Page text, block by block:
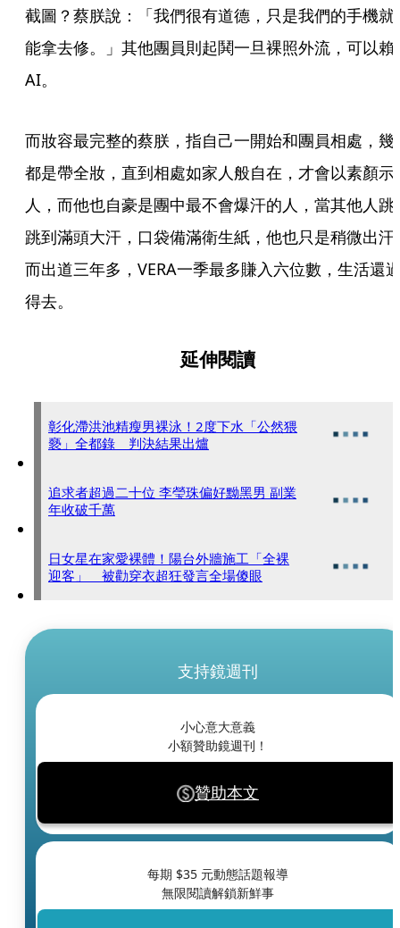
截圖？蔡朕說：「我們很有道德，只是我們的手機就
能拿去修。」其他團員則起鬨一旦裸照外流，可以賴
AI。
而妝容最完整的蔡朕，指自己一開始和團員相處，幾
都是帶全妝，直到相處如家人般自在，才會以素顏示
人，而他也自豪是團中最不會爆汗的人，當其他人跳
跳到滿頭大汗，口袋備滿衛生紙，他也只是稍微出汗
而出道三年多，VERA一季最多賺入六位數，生活還
得去。
延伸閱讀
彰化滯洪池精瘦男裸泳！2度下水「公然猥
褻」全都錄 判決結果出爐
追求者超過二十位 李瑩珠偏好黝黑男 副業
年收破千萬
日女星在家愛裸體！陽台外牆施工「全裸
迎客」 被勸穿衣超狂發言全場傻眼
支持鏡週刊
小心意大意義
小額贊助鏡週刊！
贊助本文
每期 $35 元動態話題報導
無限閱讀解鎖新鮮事